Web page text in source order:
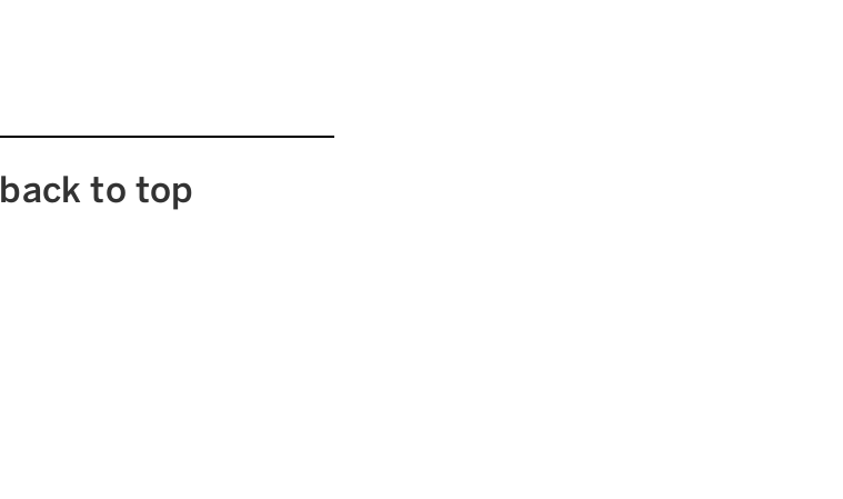
back to top